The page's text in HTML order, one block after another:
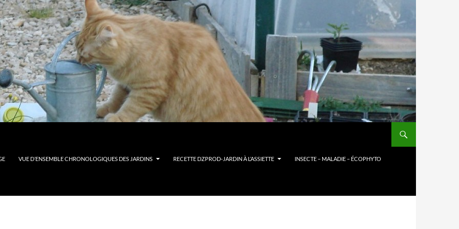
VUE D’ENSEMBLE CHRONOLOGIQUES DES JARDINS RECETTE DZPROD-JARDIN À L’ASSIETTE INSECTE – MALADIE – ÉCOPHYTO